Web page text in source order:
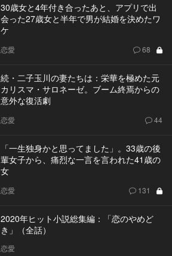
30歳女と4年付き合ったあと、アプリで出
会った27歳女と半年で男が結婚を決めたワ
ケ
恋愛 68
続・二子玉川の妻たちは：栄華を極めた元
カリスマ・サロネーゼ。ブーム終焉からの
意外な復活劇
恋愛 44
「一生独身かと思ってました」。33歳の後
輩女子から、痛烈な一言を言われた41歳の
女
恋愛 131
2020年ヒット小説総集編：「恋のやめど
き」（全話）
恋愛